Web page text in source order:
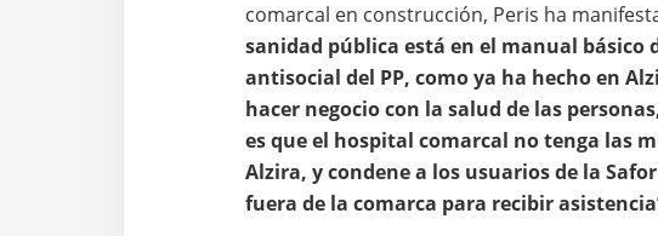
comarcal en construcción, Peris ha
sanidad pública está en el manual básico
antisocial del PP, como ya ha hecho en
hacer negocio con la salud de las
es que el hospital comarcal no tenga las
Alzira, y condene a los usuarios de la
fuera de la comarca para recibir